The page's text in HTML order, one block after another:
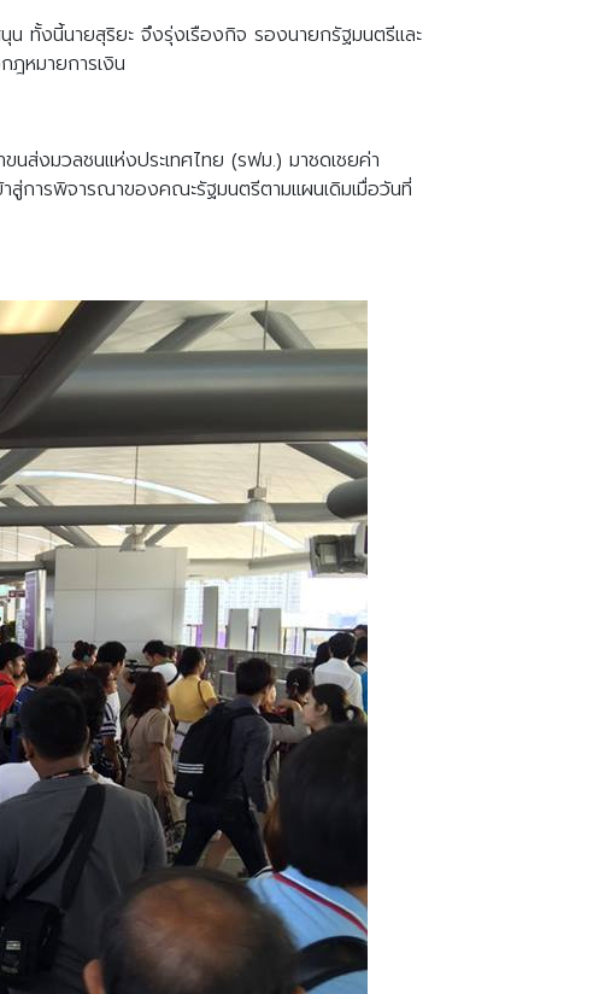
ทั้งนี้นายสุริยะ จึงรุ่งเรืองกิจ รองนายกรัฐมนตรีและ
ฎหมายการเงิน
ส่งมวลชนแห่งประเทศไทย (รฟม.) มาชดเชยค่า
สู่การพิจารณาของคณะรัฐมนตรีตามแผนเดิมเมื่อวันที่